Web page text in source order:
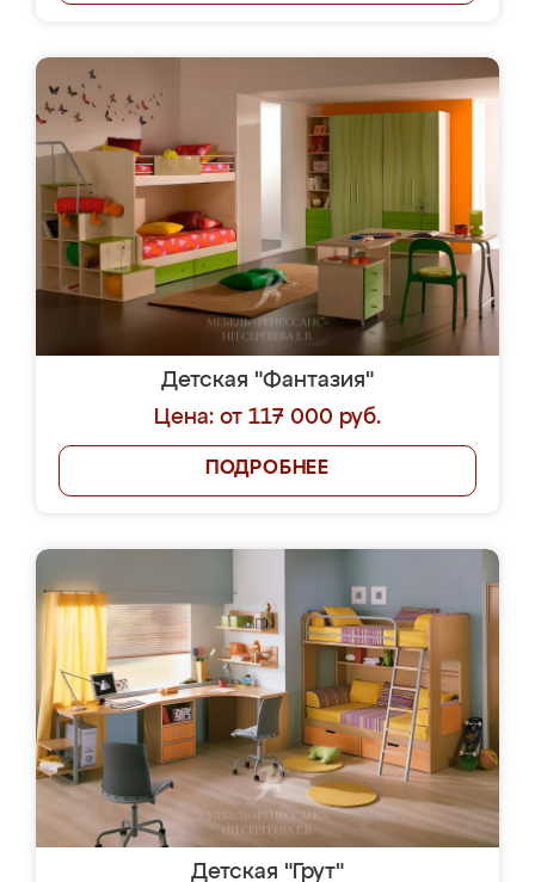
Детская "Фантазия"
Цена: от 117 000 руб.
ПОДРОБНЕЕ
Детская "Грут"